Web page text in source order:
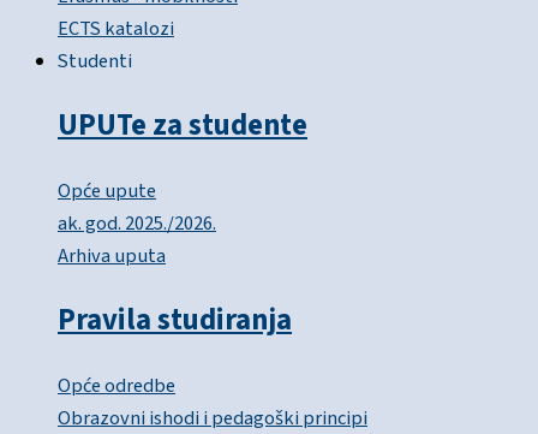
ECTS katalozi
Studenti
UPUTe za studente
Opće upute
ak. god. 2025./2026.
Arhiva uputa
Pravila studiranja
Opće odredbe
Obrazovni ishodi i pedagoški principi